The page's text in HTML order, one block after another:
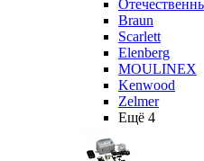
Braun
Scarlett
Elenberg
MOULINEX
Kenwood
Zelmer
Ещё 4